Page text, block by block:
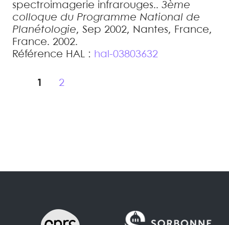
spectroimagerie infrarouges.. 3ème
colloque du Programme National de
Planétologie, Sep 2002, Nantes, France,
France. 2002.
Référence HAL : hal-03803632
1 2